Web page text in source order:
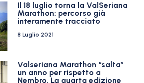
Il 18 luglio torna la ValSeriana
Marathon: percorso già
interamente tracciato
8 Luglio 2021
Valseriana Marathon “salta”
un anno per rispetto a
Nembro. La quarta edizione